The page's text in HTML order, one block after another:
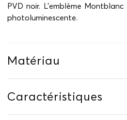
PVD noir. L’emblème
photoluminescente.
Matériau
Caractéristiques